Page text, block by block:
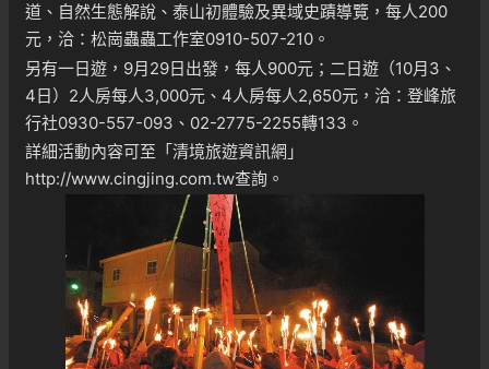
道、自然生態解說、泰山初體驗及異域史蹟導覽，每人200
元，洽：松崗蟲蟲工作室0910-507-210。
另有一日遊，9月29日出發，每人900元；二日遊（10月3、
4日）2人房每人3,000元、4人房每人2,650元，洽：登峰旅
行社0930-557-093、02-2775-2255轉133。
詳細活動內容可至「清境旅遊資訊網」
http://www.cingjing.com.tw查詢。